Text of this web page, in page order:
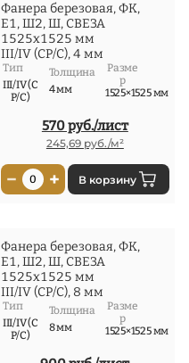
Фанера березовая, ФК,
Е1, Ш2, Ш, СВЕЗА
1525x1525 мм
III/IV (СР/С), 4 мм
Тип
III/IV (С
Р/С)
Толщина
4 мм
Разме
р
1525×1525 мм
570 руб./лист
245,69 руб./м²
− 0 + В корзину
Фанера березовая, ФК,
Е1, Ш2, Ш, СВЕЗА
1525x1525 мм
III/IV (СР/С), 8 мм
Тип
III/IV (С
Р/С)
Толщина
8 мм
Разме
р
1525×1525 мм